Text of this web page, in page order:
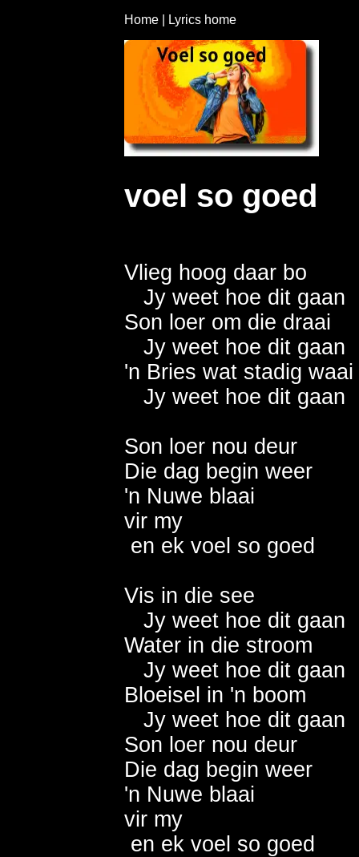
Home Lyrics home
voel so goed
Vlieg hoog
Jy weet hoe dit
Son loer om die
Jy weet hoe dit
'n Bries wat stadig
Jy weet hoe dit
Son loer nou
Die dag begin
'n Nuwe
vir
en ek voel so
Vis in die
Jy weet hoe dit
Water in die
Jy weet hoe dit
Bloeisel in 'n
Jy weet hoe dit
Son loer
Die dag begin
'n Nuwe
vir
en ek voel so